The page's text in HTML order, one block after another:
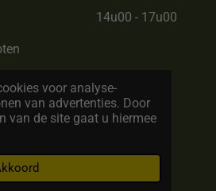
voor analyse-
van advertenties. Door
van de site gaat u hiermee
14u00 - 17u00
26 tot 12/07/26